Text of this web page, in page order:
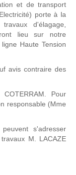
et de transport
porte à la
d'élagage,
lieu sur notre
Haute Tension
avis contraire des
Pour
responsable (Mme
s'adresser
M. LACAZE